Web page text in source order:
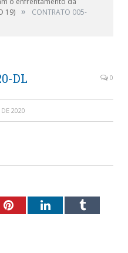
19) »
CONTRATO 005-
DL 0
2020
PinterestLinkedInTumblr